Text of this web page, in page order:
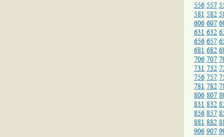
556 557
581 582
606 607
631 632
656 657
681 682
706 707
731 732
756 757
781 782
806 807
831 832
856 857
881 882
906 907